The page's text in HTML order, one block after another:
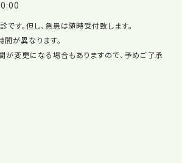
す。但し、急患は随時受付致します。
が異なります。
変更になる場合もありますので、予めご了承